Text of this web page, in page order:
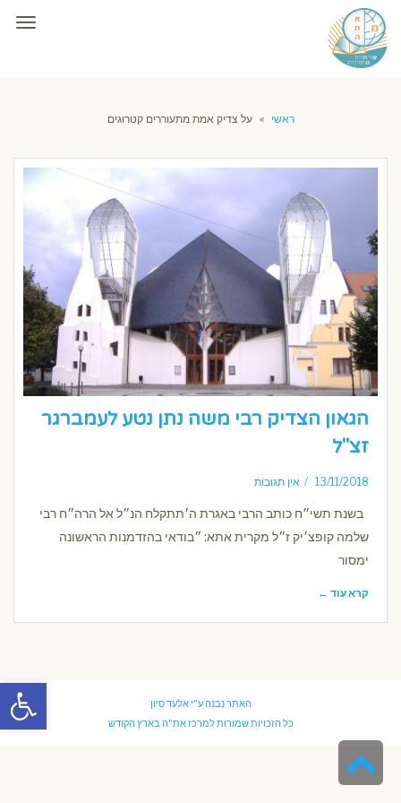
פתח
ראשי » על צדיק אמת מתעוררים קטרוגים
הגאון הצדיק רבי משה נתן נטע לעמברגר
זצ"ל
13/11/2018 אין תגובות
בשנת תשי״ח כותב הרבי באגרת ה׳תתקלח הנ״ל אל הרה״ח רבי
שלמה קופצ׳יק ז״ל מקרית אתא: ״בודאי בהזדמנות הראשונה
ימסור
קרא עוד ←
האתר נבנה ע"יאלעד סיון
כל הזכויות שמורות למרכז את"ה בארץ הקודש
לראש